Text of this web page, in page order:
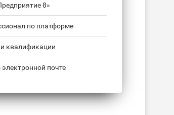
8»
по платформе
квалификации
почте